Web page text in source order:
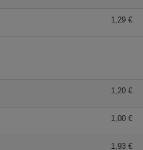
1,29 €
1,20 €
1,00 €
1,93 €